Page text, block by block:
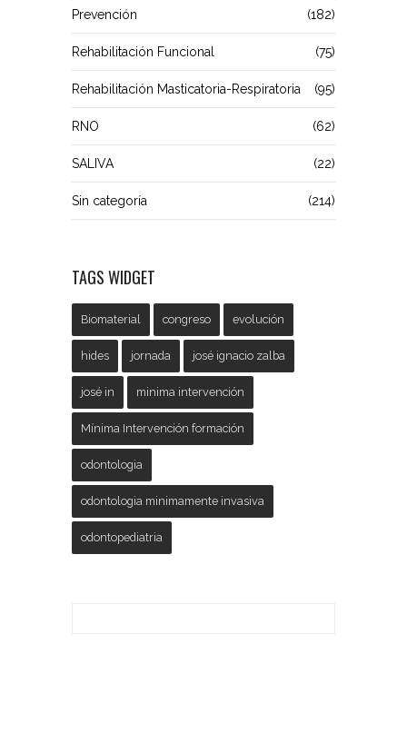
Prevención (182)
Rehabilitación Funcional (75)
Rehabilitación Masticatoria-Respiratoria (95)
RNO (62)
SALIVA (22)
Sin categoría (214)
TAGS WIDGET
Biomaterial congreso evolución
hides jornada josé ignacio zalba
josé in minima intervención
Mínima Intervención formación
odontologia
odontologia minimamente invasiva
odontopediatria